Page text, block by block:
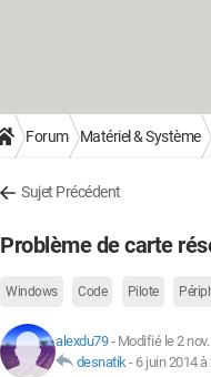
Forum Matériel & Système
Sujet Précédent
Problème de carte
Windows Code Pilote
alexdu79- Modifié le 2
desnatik- 6 juin 2014 à